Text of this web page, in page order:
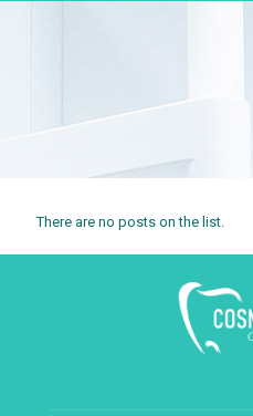
There are no posts on the list.